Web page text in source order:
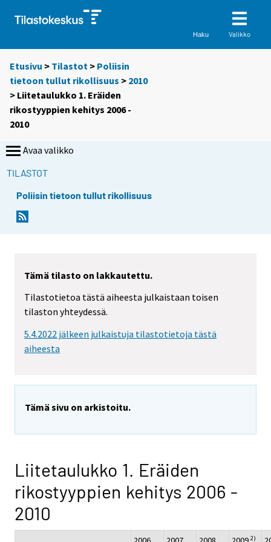
Haku Valikko
Etusivu > Tilastot > Poliisin
tietoon tullut rikollisuus > 2010
> Liitetaulukko 1. Eräiden
rikostyyppien kehitys 2006 -
2010
Avaa valikko
TILASTOT
Poliisin tietoon tullut rikollisuus
Tämä tilasto on lakkautettu.
Tilastotietoa tästä aiheesta julkaistaan toisen
tilaston yhteydessä.
5.4.2022 jälkeen julkaistuja tilastotietoja tästä
aiheesta
Tämä sivu on arkistoitu.
Liitetaulukko 1. Eräiden
rikostyyppien kehitys 2006 -
2010
2)